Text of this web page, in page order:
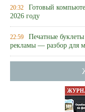
20:32 Готовый
2026 году
22:59 Печатные
рекламы — разбор для